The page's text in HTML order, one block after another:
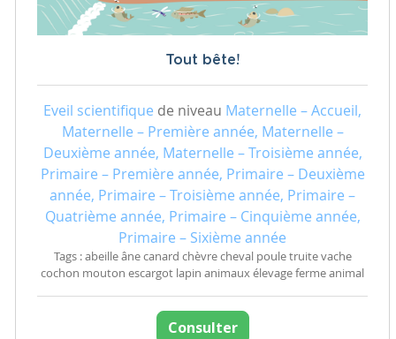
Tout bête!
Eveil scientifique de niveau Maternelle – Accueil,
Maternelle – Première année, Maternelle –
Deuxième année, Maternelle – Troisième année,
Primaire – Première année, Primaire – Deuxième
année, Primaire – Troisième année, Primaire –
Quatrième année, Primaire – Cinquième année,
Primaire – Sixième année
Tags : abeille âne canard chèvre cheval poule truite vache
cochon mouton escargot lapin animaux élevage ferme animal
Consulter